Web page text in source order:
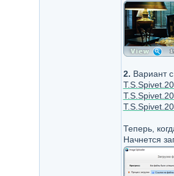
2. Вариант
Теперь,
Начнется